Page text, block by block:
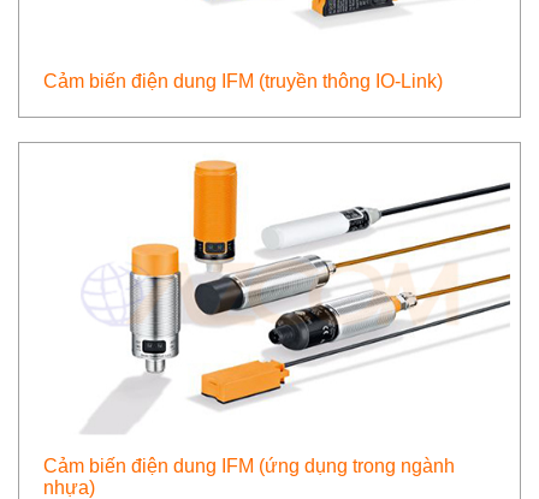
Cảm biến điện dung IFM (truyền thông IO-Link)
Cảm biến điện dung IFM (ứng dụng trong ngành
nhựa)